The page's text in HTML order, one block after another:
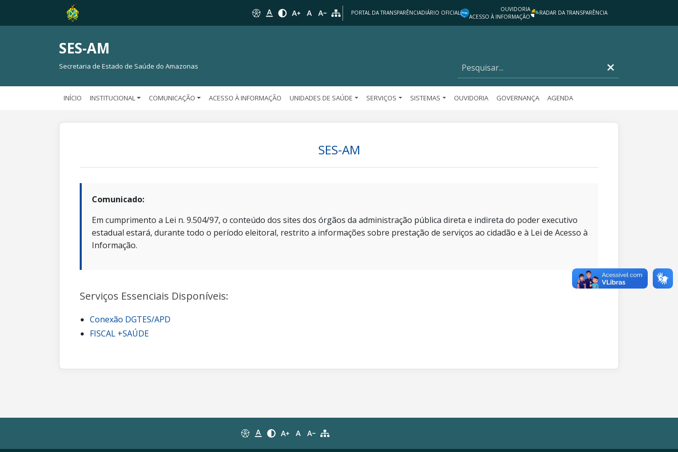
PORTAL DA TRANSPARÊNCIADIÁRIO OFICIAL
OUVIDORIA
ACESSO À INFORMAÇÃO
RADAR DA TRANSPARÊNCIA
SES-AM
Secretaria de Estado de Saúde do Amazonas
INÍCIO INSTITUCIONAL COMUNICAÇÃO ACESSO À INFORMAÇÃO UNIDADES DE SAÚDE SERVIÇOS SISTEMAS OUVIDORIA GOVERNANÇA AGENDA
SES-AM
Comunicado:
Em cumprimento a Lei n. 9.504/97, o conteúdo dos sites dos órgãos da administração pública direta e indireta do poder executivo
estadual estará, durante todo o período eleitoral, restrito a informações sobre prestação de serviços ao cidadão e à Lei de Acesso à
Informação.
Serviços Essenciais Disponíveis:
Conexão DGTES/APD
FISCAL +SAÚDE